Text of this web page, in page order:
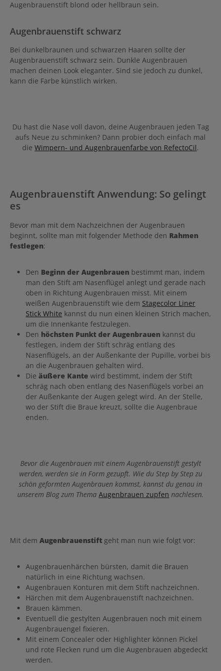
Augenbrauenstift blond oder hellbraun sein.
Augenbrauenstift schwarz
Bei dunkelbraunen und schwarzen Haaren sollte der
Augenbrauenstift schwarz sein. Dunkle Augenbrauen
machen deinen Look eleganter. Sind sie jedoch zu dunkel,
kann die Farbe künstlich wirken.
Du hast die Nase voll davon, deine Augenbrauen jeden Tag
aufs Neue zu schminken? Dann probier doch einfach mal
die Wimpern- und Augenbrauenfarbe von RefectoCil.
Augenbrauenstift Anwendung: So gelingt
es
Bevor man mit dem Nachzeichnen der Augenbrauen
beginnt, sollte man mit folgender Methode den Rahmen
festlegen:
Den Beginn der Augenbrauen bestimmt man, indem
man den Stift am Nasenflügel anlegt und gerade nach
oben in Richtung Augenbrauen misst. Mit einem
weißen Augenbrauenstift wie dem Stagecolor Liner
Stick White kannst du nun einen kleinen Strich machen,
um die Innenkante festzulegen.
Den höchsten Punkt der Augenbrauen kannst du
festlegen, indem der Stift schräg entlang des
Nasenflügels, an der Außenkante der Pupille, vorbei bis
an die Augenbrauen gehalten wird.
Die äußere Kante wird bestimmt, indem der Stift
schräg nach oben entlang des Nasenflügels vorbei an
der Außenkante der Augen gelegt wird. An der Stelle,
wo der Stift die Braue kreuzt, sollte die Augenbraue
enden.
Bevor die Augenbrauen mit einem Augenbrauenstift gestylt
werden, werden sie in Form gezupft. Wie du Step by Step zu
schön geformten Augenbrauen kommst, kannst du genau in
unserem Blog zum Thema Augenbrauen zupfen nachlesen.
Mit dem Augenbrauenstift geht man nun wie folgt vor:
Augenbrauenhärchen bürsten, damit die Brauen
natürlich in eine Richtung wachsen.
Augenbrauen Konturen mit dem Stift nachzeichnen.
Härchen mit dem Augenbrauenstift nachzeichnen.
Brauen kämmen.
Eventuell die gestylten Augenbrauen noch mit einem
Augenbrauengel fixieren.
Mit einem Concealer oder Highlighter können Pickel
und rote Flecken rund um die Augenbrauen abgedeckt
werden.